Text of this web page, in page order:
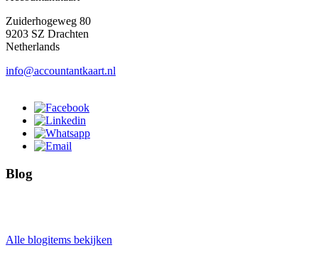
Zuiderhogeweg 80
9203 SZ Drachten
Netherlands
info@accountantkaart.nl
Blog
Alle blogitems bekijken